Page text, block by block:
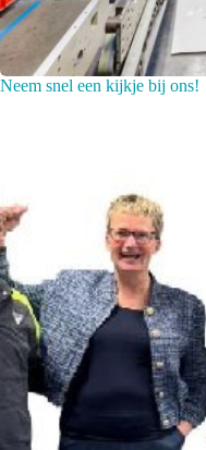
Neem snel een kijkje bij ons!